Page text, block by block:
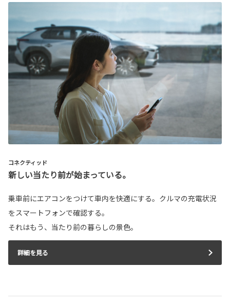
コネクティッド
新しい当たり前が始まっている。
乗車前にエアコンをつけて車内を快適にする。クルマの充電状況
をスマートフォンで確認する。
それはもう、当たり前の暮らしの景色。
詳細を見る